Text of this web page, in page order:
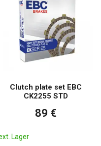
Clutch plate set EBC
CK2255 STD
89 €
Lager